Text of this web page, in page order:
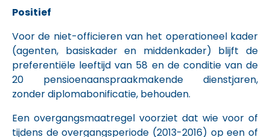
Positief
Voor de niet-officieren van het operationeel kader
(agenten, basiskader en middenkader) blijft de
preferentiële leeftijd van 58 en de conditie van de
20 pensioenaanspraakmakende dienstjaren,
zonder diplomabonificatie, behouden.
Een overgangsmaatregel voorziet dat wie voor of
tijdens de overgangsperiode (2013-2016) op een of